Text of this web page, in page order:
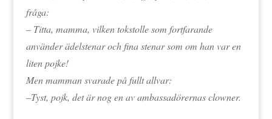
fråga:
– Titta, mamma, vilken tokstolle som fortfarande
använder ädelstenar och fina stenar som om han var en
liten pojke!
Men mamman svarade på fullt allvar:
–Tyst, pojk, det är nog en av ambassadörernas clowner.